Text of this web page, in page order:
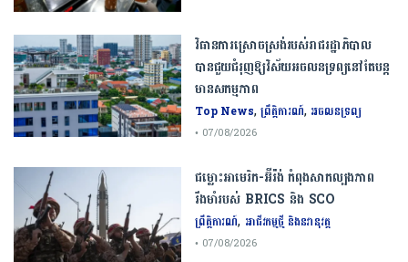
វិធានការស្រោចស្រង់របស់រាជរដ្ឋាភិបាល​
បាន​ជួយ​ជំរុញឱ្យវិស័យ​អចលនទ្រព្យនៅតែបន្ត​
មានសកម្មភាព
Top News,ព្រឹត្តិការណ៍, អចលនទ្រព្យ
• 07/08/2026
ជម្លោះ​អាមេរិក​-​អ៊ីរ៉ង់​ ​កំពុង​សាកល្បង​ភាព​
រឹងមាំ​របស់​ ​BRICS​ ​និង​ ​SCO​
ព្រឹត្តិការណ៍, អាជីវកម្មថ្មី និងនវានុវត្ត
• 07/08/2026